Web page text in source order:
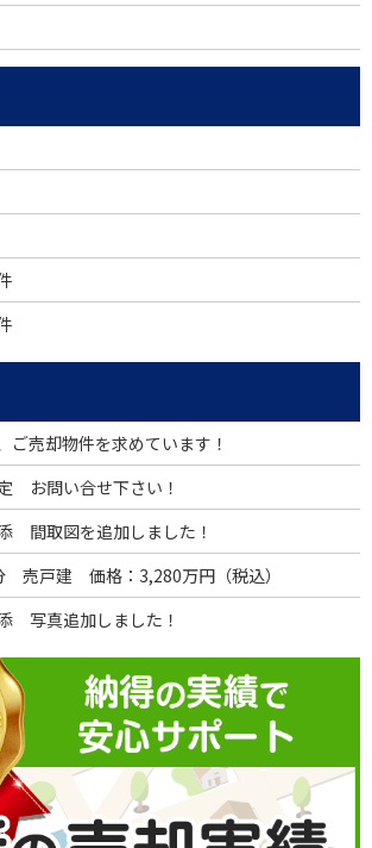
ご売却物件を求めています！
お問い合せ下さい！
間取図を追加しました！
売戸建 価格：3,280万円（税込）
写真追加しました！